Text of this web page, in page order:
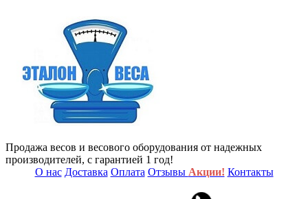
Продажа весов и весового оборудования от надежных
производителей, с гарантией 1 год!
О нас Доставка Оплата Отзывы Акции! Контакты